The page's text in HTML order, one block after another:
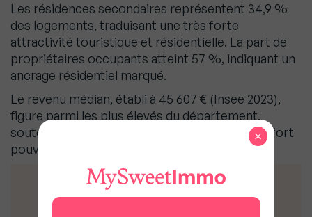
Les résidences secondaires représentent 34,9 %
des logements, traduisant une très forte
attractivité touristique et résidentielle. La part de
propriétaires occupants atteint 57 %, indiquant un
ancrage résidentiel marqué.
Le revenu médian, établi à 45 607 € (Insee 2023),
figure parmi les plus élevés du département,
soutenant la capacité d’achat d’une clientèle à fort
pouvoir d’achat.
×